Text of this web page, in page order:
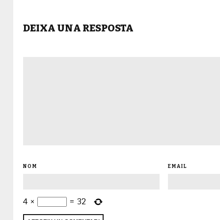
DEIXA UNA RESPOSTA
NOM EMAIL
4 × = 32